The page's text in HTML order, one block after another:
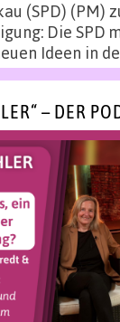
(SPD) (PM)
Die SPD
Ideen in
– DER